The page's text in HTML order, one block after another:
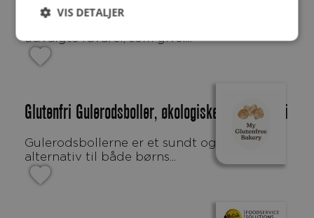
udvalgte råvarer, som giver...
Glutenfri Gulerodsboller, økologiske og mælkefri
Gulerodsbollerne er et sundt og lækkert
alternativ til både børns...
VIS DETALJER